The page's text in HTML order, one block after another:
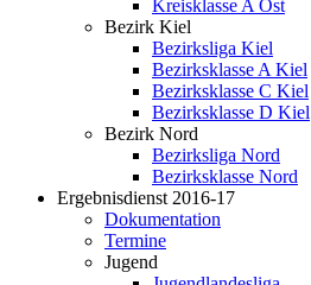
Kreisklasse A Ost
Bezirk Kiel
Bezirksliga Kiel
Bezirksklasse A Kiel
Bezirksklasse C Kiel
Bezirksklasse D Kiel
Bezirk Nord
Bezirksliga Nord
Bezirksklasse Nord
Ergebnisdienst 2016-17
Dokumentation
Termine
Jugend